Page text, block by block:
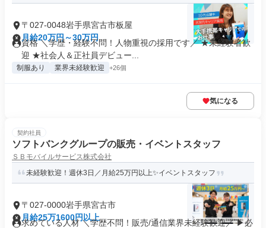
〒027-0048岩手県宮古市板屋
月給20万円～30万円
資格 ＼学歴・経験不問！人物重視の採用です／ ★未経験者歓
迎 ★社会人＆正社員デビュー...
制服あり 業界未経験歓迎 +26個
気になる
契約社員
ソフトバンクグループの販売・イベントスタッフ
ＳＢモバイルサービス株式会社
未経験歓迎！週休3日／月給25万円以上✨イベントスタッフ
〒027-0000岩手県宮古市
月給25万1600円以上
求めている人材 ＼学歴不問！販売/通信業界未経験歓迎／ ▶必